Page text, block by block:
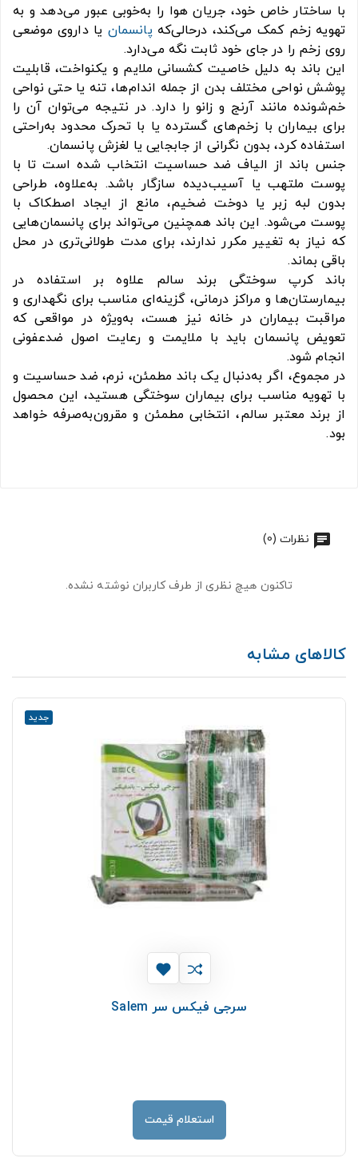
با ساختار خاص خود، جریان هوا را به‌خوبی عبور می‌دهد و به
تهویه زخم کمک می‌کند، درحالی‌که پانسمان یا داروی موضعی
روی زخم را در جای خود ثابت نگه می‌دارد.
این باند به دلیل خاصیت کشسانی ملایم و یکنواخت، قابلیت
پوشش نواحی مختلف بدن از جمله اندام‌ها، تنه یا حتی نواحی
خم‌شونده مانند آرنج و زانو را دارد. در نتیجه می‌توان آن را
برای بیماران با زخم‌های گسترده یا با تحرک محدود به‌راحتی
استفاده کرد، بدون نگرانی از جابجایی یا لغزش پانسمان.
جنس باند از الیاف ضد حساسیت انتخاب شده است تا با
پوست ملتهب یا آسیب‌دیده سازگار باشد. به‌علاوه، طراحی
بدون لبه زبر یا دوخت ضخیم، مانع از ایجاد اصطکاک با
پوست می‌شود. این باند همچنین می‌تواند برای پانسمان‌هایی
که نیاز به تغییر مکرر ندارند، برای مدت طولانی‌تری در محل
باقی بماند.
باند کرپ سوختگی برند سالم علاوه بر استفاده در
بیمارستان‌ها و مراکز درمانی، گزینه‌ای مناسب برای نگهداری و
مراقبت بیماران در خانه نیز هست، به‌ویژه در مواقعی که
تعویض پانسمان باید با ملایمت و رعایت اصول ضدعفونی
انجام شود.
در مجموع، اگر به‌دنبال یک باند مطمئن، نرم، ضد حساسیت و
با تهویه مناسب برای بیماران سوختگی هستید، این محصول
از برند معتبر سالم، انتخابی مطمئن و مقرون‌به‌صرفه خواهد
بود.
نظرات (0)
تاکنون هیچ نظری از طرف کاربران نوشته نشده.
کالاهای مشابه
جدید
سرجی فیکس سر Salem
استعلام قیمت